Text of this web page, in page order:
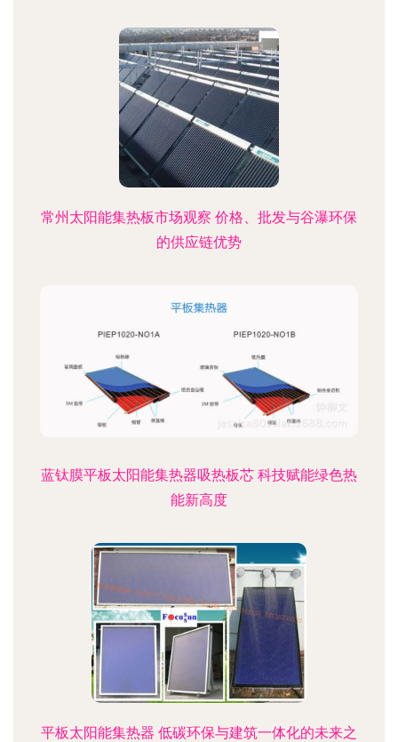
常州太阳能集热板市场观察 价格、批发与谷瀑环保
的供应链优势
蓝钛膜平板太阳能集热器吸热板芯 科技赋能绿色热
能新高度
平板太阳能集热器 低碳环保与建筑一体化的未来之